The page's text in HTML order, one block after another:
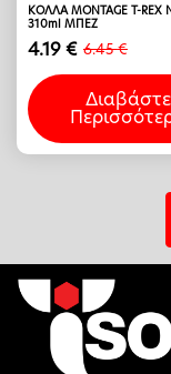
ΚΟΛΛΑ MONTAGE T-REX
310ml ΜΠΕΖ
6.45€
Original
price
was:
6.45 €.
4.19€
Η
τρέχουσα
τιμή
είναι:
4.19 €.
Διαβάστε